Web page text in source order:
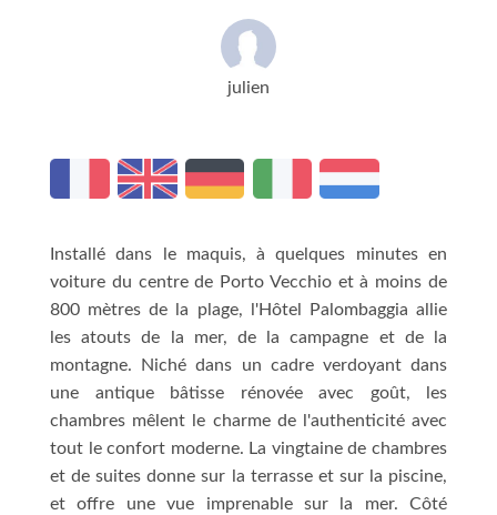
julien
Installé dans le maquis, à quelques minutes en
voiture du centre de Porto Vecchio et à moins de
800 mètres de la plage, l'Hôtel Palombaggia allie
les atouts de la mer, de la campagne et de la
montagne. Niché dans un cadre verdoyant dans
une antique bâtisse rénovée avec goût, les
chambres mêlent le charme de l'authenticité avec
tout le confort moderne. La vingtaine de chambres
et de suites donne sur la terrasse et sur la piscine,
et offre une vue imprenable sur la mer. Côté